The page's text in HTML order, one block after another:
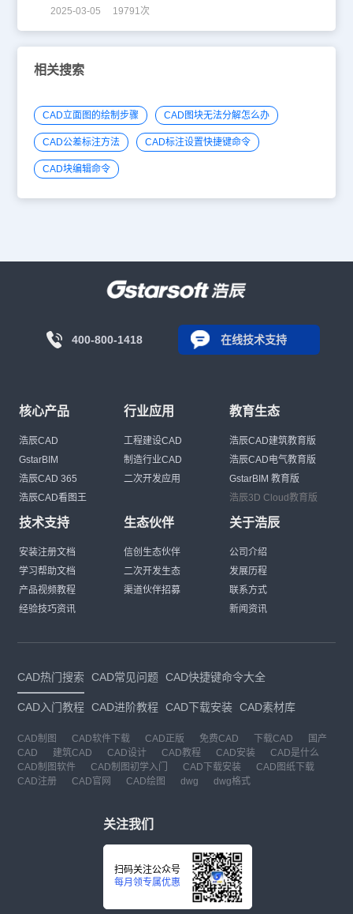
2025-03-05 19791次
相关搜索
CAD立面图的绘制步骤 CAD图块无法分解怎么办
CAD公差标注方法 CAD标注设置快捷键命令
CAD块编辑命令
400-800-1418 在线技术支持
核心产品
浩辰CAD
GstarBIM
浩辰CAD 365
浩辰CAD看图王
行业应用
工程建设CAD
制造行业CAD
二次开发应用
教育生态
浩辰CAD建筑教育版
浩辰CAD电气教育版
GstarBIM 教育版
浩辰3D Cloud教育版
技术支持
安装注册文档
学习帮助文档
产品视频教程
经验技巧资讯
生态伙伴
信创生态伙伴
二次开发生态
渠道伙伴招募
关于浩辰
公司介绍
发展历程
联系方式
新闻资讯
CAD热门搜索 CAD常见问题 CAD快捷键命令大全
CAD入门教程 CAD进阶教程 CAD下载安装 CAD素材库
CAD制图 CAD软件下载 CAD正版 免费CAD 下载CAD
国产
CAD
建筑CAD CAD设计 CAD教程 CAD安装
CAD是什么
CAD制图软件
CAD制图初学入门 CAD下载安装
CAD图纸下载
CAD注册
CAD官网 CAD绘图 dwg dwg格式
关注我们
扫码关注公众号
每月领专属优惠